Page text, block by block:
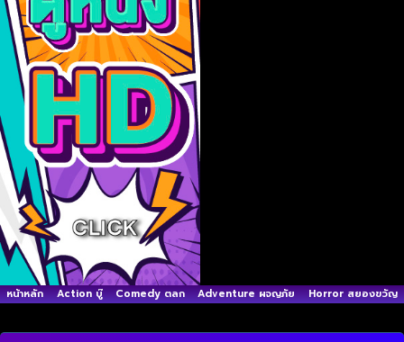
หน้าหลัก Action บู๊ Comedy ตลก Adventure ผจญภัย Horror สยองขวัญ